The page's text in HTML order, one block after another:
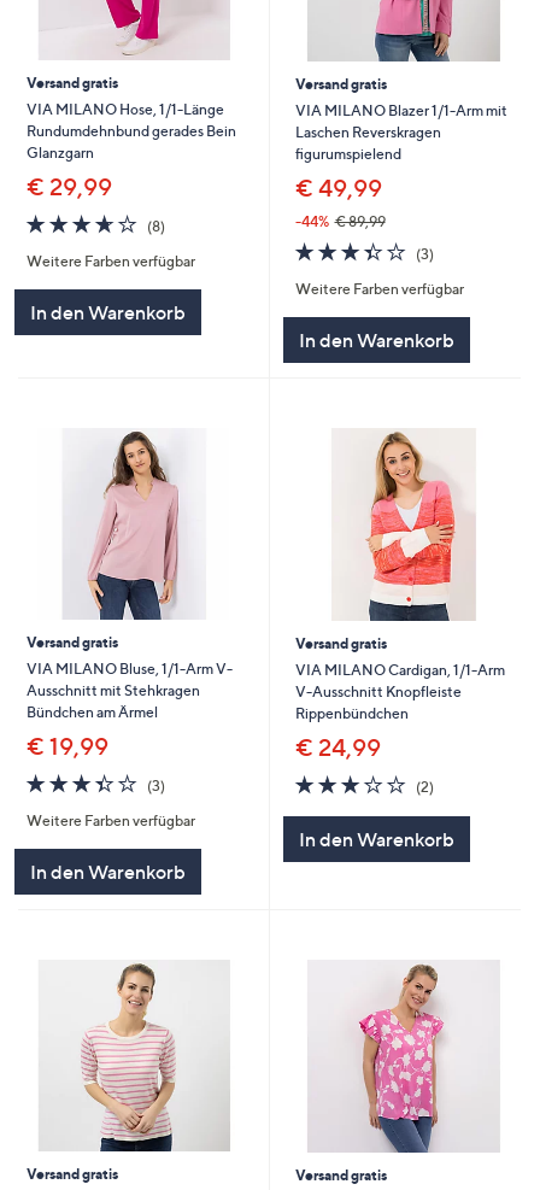
Versand gratis
VIA MILANO Hose, 1/1-Länge
Rundumdehnbund gerades Bein
Glanzgarn
€ 29,99
3.6
von
5
(8)8
Weitere Farben verfügbar
In den Warenkorb
Versand gratis
VIA MILANO Blazer 1/1-Arm mit
Laschen Reverskragen
figurumspielend
€ 49,99
-44% € 89,99
3.3
von
5
(3)
Weitere Farben verfügbar
In den Warenkorb
Versand gratis
VIA MILANO Bluse, 1/1-Arm V-
Ausschnitt mit Stehkragen
Bündchen am Ärmel
€ 19,99
3.3
von
5
(3)3
Weitere Farben verfügbar
In den Warenkorb
Versand gratis
VIA MILANO Cardigan, 1/1-Arm
V-Ausschnitt Knopfleiste
Rippenbündchen
€ 24,99
3.0
von
(2)
In den Warenkorb
Versand gratis
Versand gratis